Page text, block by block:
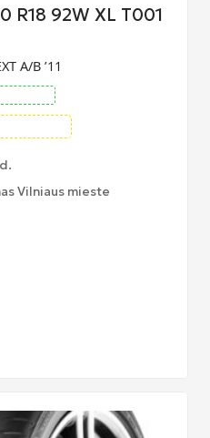
R18 92W XL T001
A/B ’11
Vilniaus mieste